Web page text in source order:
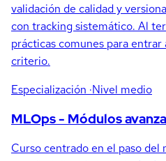
validación de calidad y
con tracking sistemático. Al
prácticas comunes para
criterio.
Especialización ·Nivel medio
MLOps - Módulos
Curso centrado en el paso